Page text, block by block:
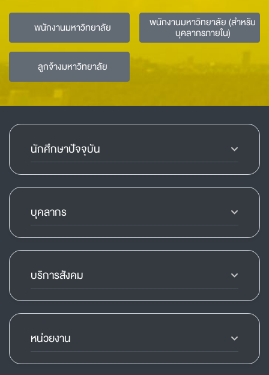
พนักงานมหาวิทยาลัย พนักงานมหาวิทยาลัย (สำหรับ
บุคลากรภายใน)
ลูกจ้างมหาวิทยาลัย
นักศึกษาปัจจุบัน
บุคลากร
บริการสังคม
หน่วยงาน